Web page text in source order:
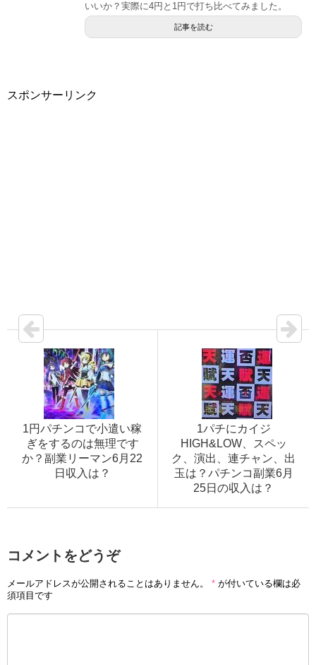
いいか？実際に4円と1円で打ち比べてみました。
記事を読む
スポンサーリンク
1円パチンコで小遣い稼
ぎをするのは無理です
か？副業リーマン6月22
日収入は？
1パチにカイジ
HIGH&LOW、スペッ
ク、演出、連チャン、出
玉は？パチンコ副業6月
25日の収入は？
コメントをどうぞ
メールアドレスが公開されることはありません。 * が付いている欄は必
須項目です